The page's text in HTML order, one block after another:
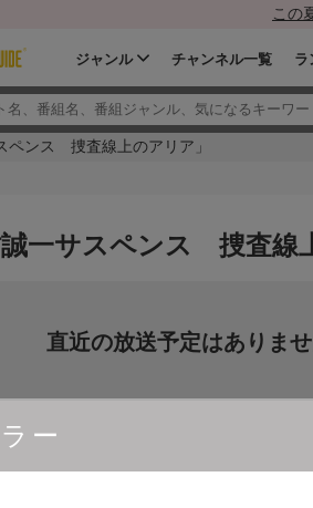
この
ジャンル チャンネル一覧 ラ
ペンス 捜査線上のアリア」
ー
一サスペンス 捜査線
直近の放送予定はありま